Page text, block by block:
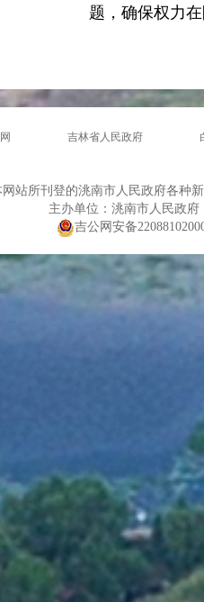
题，确保权力
吉林省人民政府
站所刊登的洮南市人民政府各种
主办单位：洮南市人民政
吉公网安备